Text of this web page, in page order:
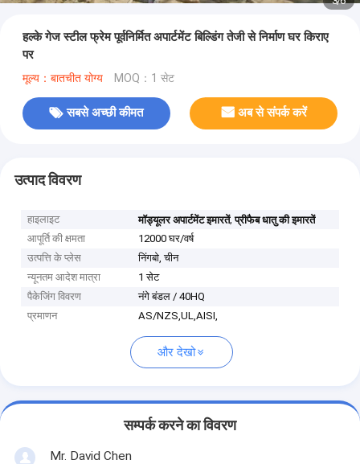
हल्के गेज स्टील फ्रेम पूर्वनिर्मित अपार्टमेंट बिल्डिंग तेजी से निर्माण घर किराए
पर
मूल्य：बातचीत योग्य MOQ：1 सेट
सबसे अच्छी कीमत अब से संपर्क करें
उत्पाद विवरण
हाइलाइट मॉड्यूलर अपार्टमेंट इमारतें,प्रीफैब धातु की इमारतें
आपूर्ति की क्षमता
12000 घर/वर्ष
उत्पत्ति के प्लेस
निंगबो, चीन
न्यूनतम आदेश मात्रा
1 सेट
पैकेजिंग विवरण
नंगे बंडल / 40HQ
प्रमाणन
AS/NZS,UL,AISI,
और देखो
सम्पर्क करने का विवरण
Mr. David Chen